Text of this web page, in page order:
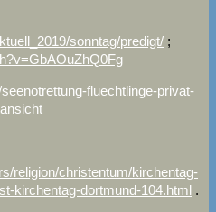
sonntag/predigt/ ;
fluechtlinge-privat-
religion/christentum/kirchentag-
kirchentag-dortmund-104.html .